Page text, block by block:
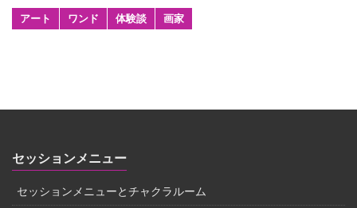
アート ワンド 体験談 画家
セッションメニュー
セッションメニューとチャクラルーム